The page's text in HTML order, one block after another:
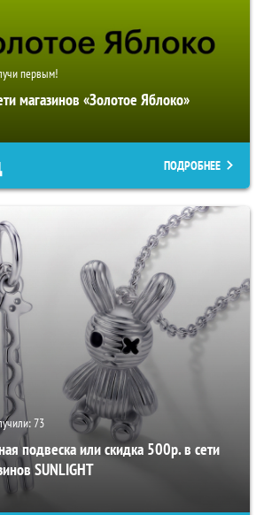
первым!
магазинов «Золотое Яблоко»
ПОДРОБНЕЕ
73
подвеска или скидка 500р. в сети
SUNLIGHT